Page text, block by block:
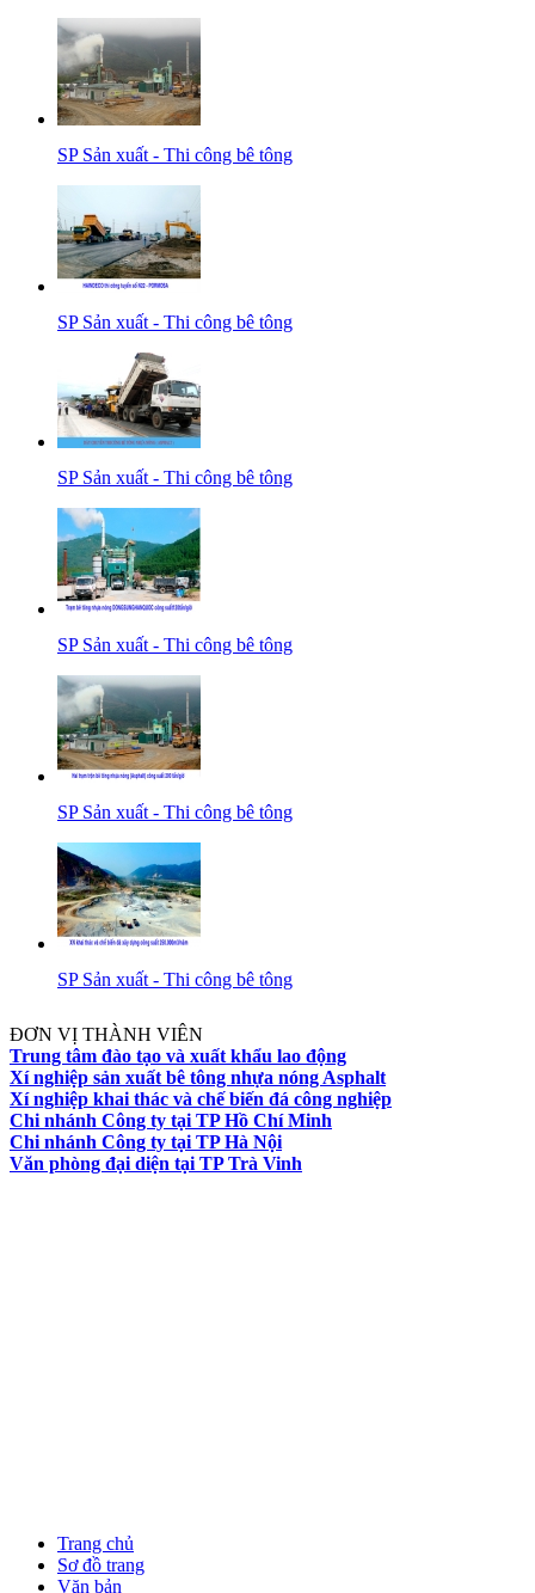
SP Sản xuất - Thi công bê tông
SP Sản xuất - Thi công bê tông
SP Sản xuất - Thi công bê tông
SP Sản xuất - Thi công bê tông
SP Sản xuất - Thi công bê tông
SP Sản xuất - Thi công bê tông
ĐƠN VỊ THÀNH VIÊN
Trung tâm đào tạo và xuất khẩu lao động
Xí nghiệp sản xuất bê tông nhựa nóng Asphalt
Xí nghiệp khai thác và chế biến đá công nghiệp
Chi nhánh Công ty tại TP Hồ Chí Minh
Chi nhánh Công ty tại TP Hà Nội
Văn phòng đại diện tại TP Trà Vinh
Trang chủ
Sơ đồ trang
Văn bản